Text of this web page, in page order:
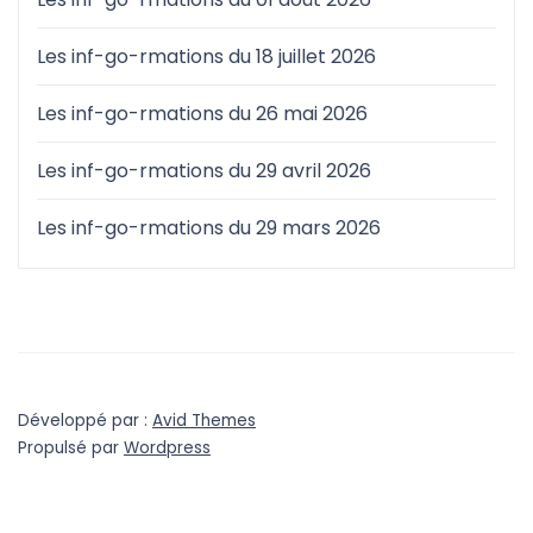
Les inf-go-rmations du 18 juillet 2026
Les inf-go-rmations du 26 mai 2026
Les inf-go-rmations du 29 avril 2026
Les inf-go-rmations du 29 mars 2026
Développé par : Avid Themes
Propulsé par Wordpress